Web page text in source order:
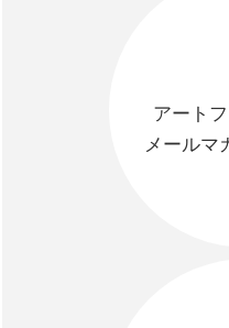
アート
メールマ